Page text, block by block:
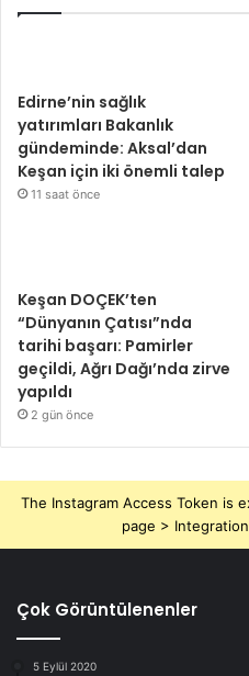
Edirne’nin sağlık
yatırımları Bakanlık
gündeminde: Aksal’dan
Keşan için iki önemli talep
11 saat önce
Keşan DOÇEK’ten
“Dünyanın Çatısı”nda
tarihi başarı: Pamirler
geçildi, Ağrı Dağı’nda zirve
yapıldı
2 gün önce
The Instagram Access Token is
page >
Çok Görüntülenenler
5 Eylül 2020